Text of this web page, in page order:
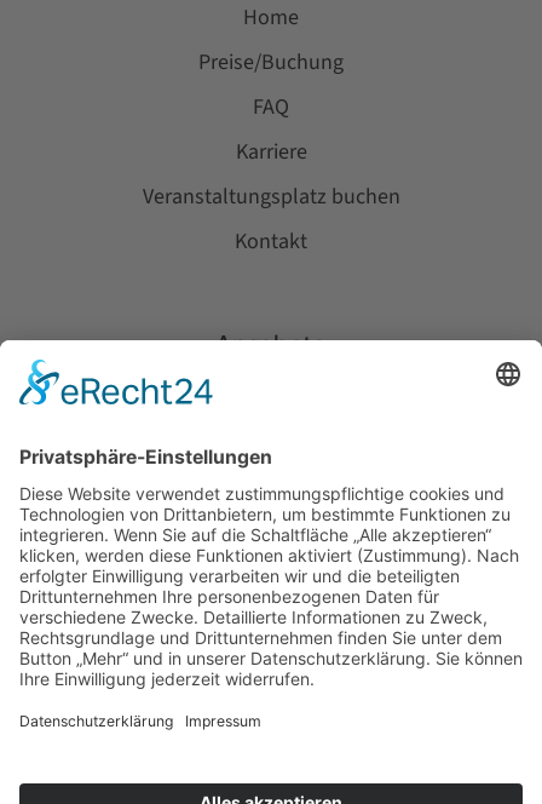
Home
Preise/Buchung
FAQ
Karriere
Veranstaltungsplatz buchen
Kontakt
Angebote
Trampolinpark
Indoorspielplatz
Geburtstagsangebote
Family Jump
10er-Karten
Gastro